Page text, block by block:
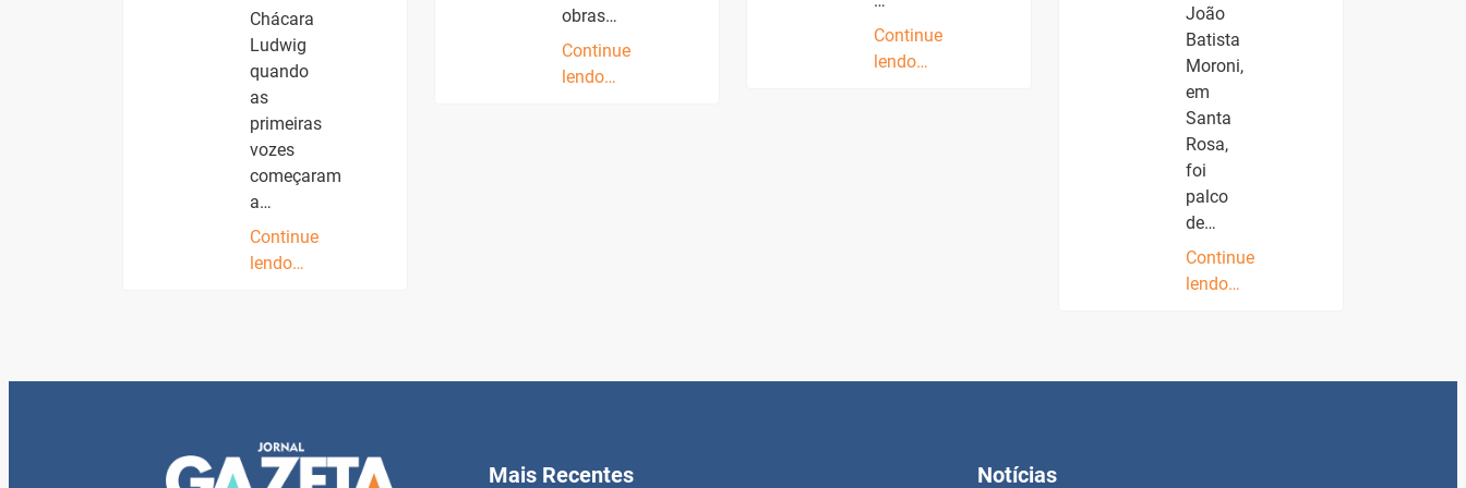
Chácara
Ludwig
quando
as
primeiras
vozes
começaram
a…
Continue
lendo…
obras…
Continue
lendo…
Continue
lendo…
João
Batista
Moroni,
em
Santa
Rosa,
foi
palco
de…
Continue
lendo…
Mais Recentes Notícias